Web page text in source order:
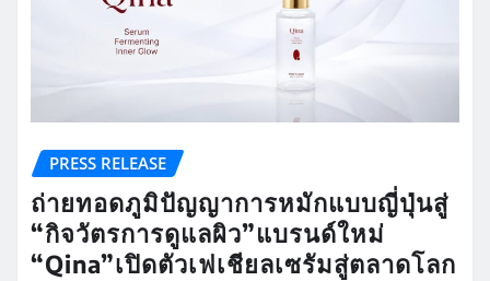
PRESS RELEASE
ถ่ายทอดภูมิปัญญาการหมักแบบญี่ปุ่นสู่
“กิจวัตรการดูแลผิว”แบรนด์ใหม่
“Qina”เปิดตัวเฟเชียลเซรัมสู่ตลาดโลก